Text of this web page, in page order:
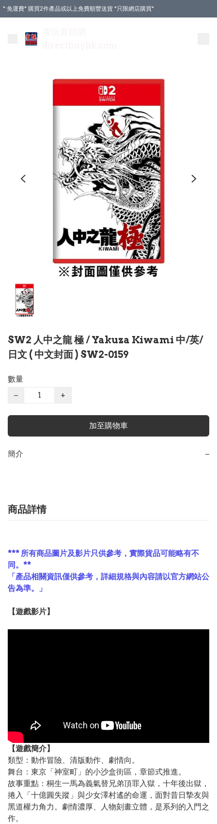
* 免運費* 購買2件產品或以上免費順豐送貨 *只限網店購買*
SW2 人中之龍 極 / Yakuza Kiwami 中/英/
日文 ( 中文封面 ) SW2-0159
數量
−
+
加至購物車
簡介 −
商品詳情
*** 所有商品圖片及影片只供參考，實際貨品可能略有不
同。**
「產品相關資訊僅供參考，詳細規格與內容請以官方網站公
告為準。」
【遊戲影片】
【遊戲簡介】
類型：動作冒險、清版動作、劇情向。
舞台：東京「神室町」的小沙盒街區，章節式推進。
故事重點：桐生一馬為義氣替兄弟頂罪入獄，十年後出獄，
捲入「十億圓失蹤」與少女澤村遙的命運，面對昔日摯友與
黑道權力角力。劇情濃厚、人物刻畫立體，是系列的入門之
作。